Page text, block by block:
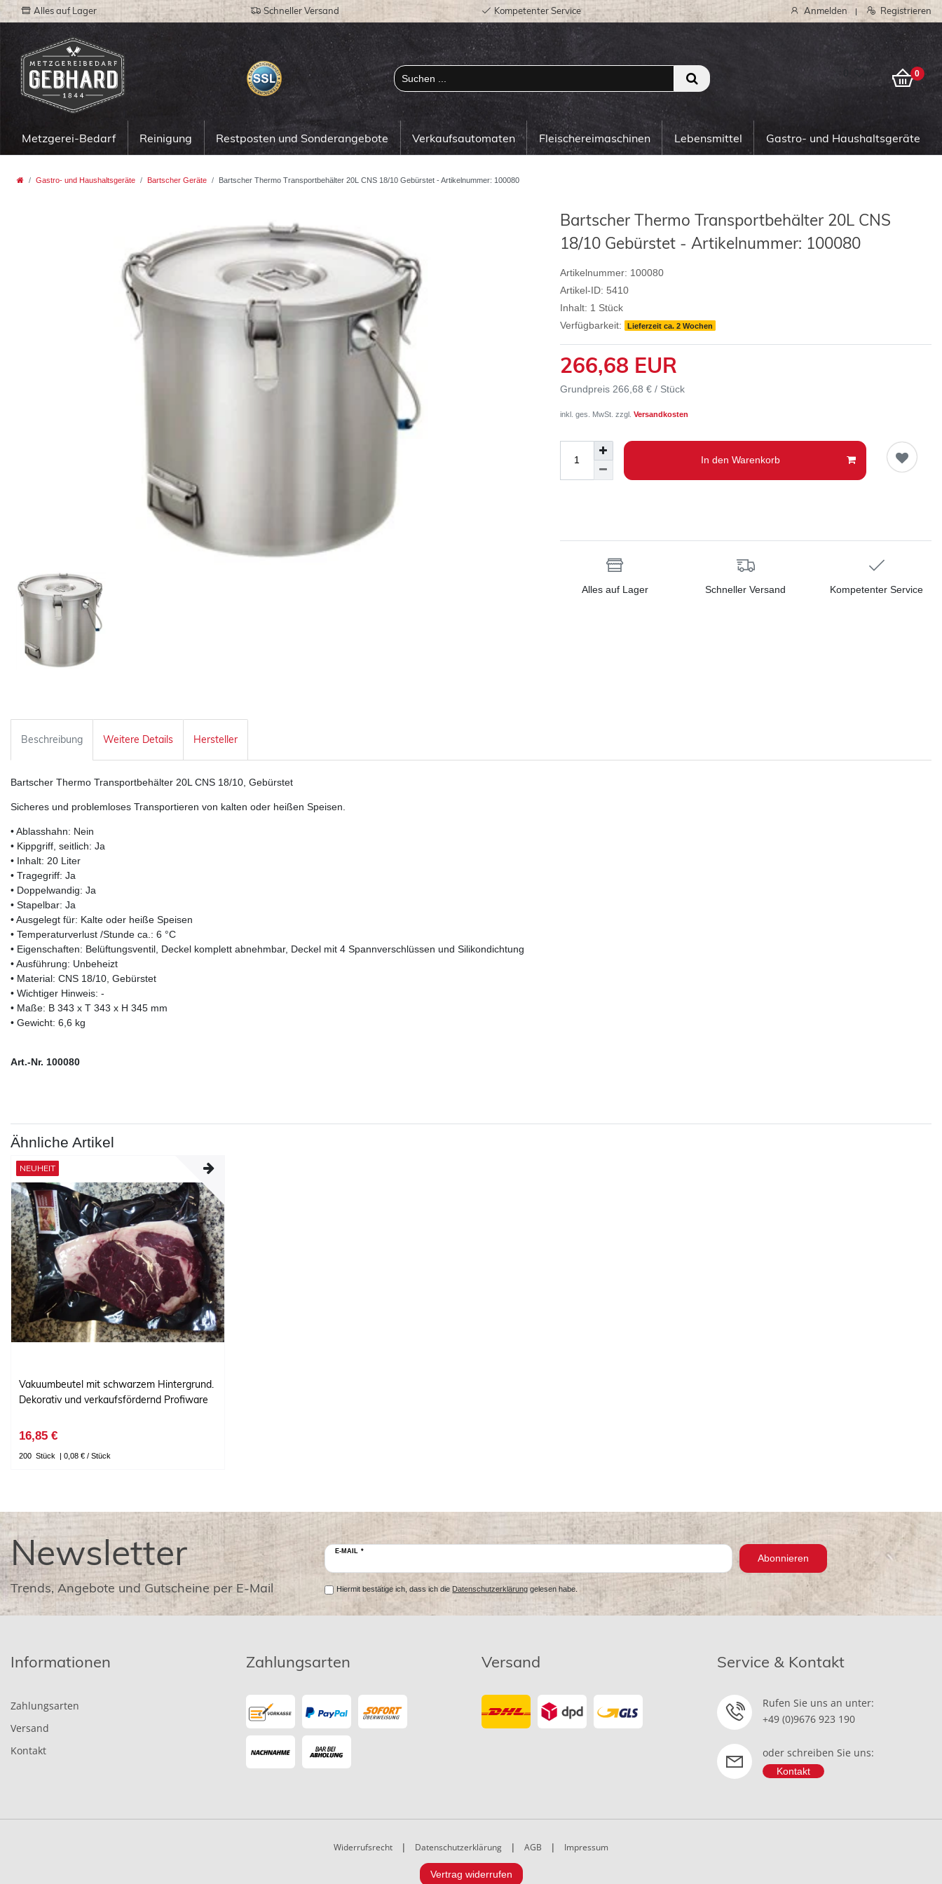
Alles auf Lager Schneller Versand Kompetenter Service Anmelden | Registrieren
0
0
Metzgerei-Bedarf Reinigung Restposten und Sonderangebote Verkaufsautomaten Fleischereimaschinen Lebensmittel Gastro- und Haushaltsgeräte
Gastro- und Haushaltsgeräte Bartscher Geräte Bartscher Thermo Transportbehälter 20L CNS 18/10 Gebürstet - Artikelnummer: 100080
Bartscher Thermo Transportbehälter 20L CNS
18/10 Gebürstet - Artikelnummer: 100080
Artikelnummer: 100080
Artikel-ID: 5410
Inhalt: 1 Stück
Verfügbarkeit:
Lieferzeit ca. 2 Wochen
266,68 EUR
Grundpreis 266,68 € / Stück
inkl. ges. MwSt. zzgl. Versandkosten
In den Warenkorb
Alles auf Lager Schneller Versand Kompetenter Service
Beschreibung Weitere Details Hersteller
Bartscher Thermo Transportbehälter 20L CNS 18/10, Gebürstet
Sicheres und problemloses Transportieren von kalten oder heißen Speisen.
• Ablasshahn: Nein
• Kippgriff, seitlich: Ja
• Inhalt: 20 Liter
• Tragegriff: Ja
• Doppelwandig: Ja
• Stapelbar: Ja
• Ausgelegt für: Kalte oder heiße Speisen
• Temperaturverlust /Stunde ca.: 6 °C
• Eigenschaften: Belüftungsventil, Deckel komplett abnehmbar, Deckel mit 4 Spannverschlüssen und Silikondichtung
• Ausführung: Unbeheizt
• Material: CNS 18/10, Gebürstet
• Wichtiger Hinweis: -
• Maße: B 343 x T 343 x H 345 mm
• Gewicht: 6,6 kg
Art.-Nr. 100080
Ähnliche Artikel
NEUHEIT
Vakuumbeutel mit schwarzem Hintergrund.
Dekorativ und verkaufsfördernd Profiware
16,85 €
200 Stück | 0,08 € / Stück
Newsletter
Trends, Angebote und Gutscheine per E-Mail
E-MAIL *
Abonnieren
Hiermit bestätige ich, dass ich die Datenschutzerklärunggelesen habe.
Informationen
Zahlungsarten
Versand
Kontakt
Zahlungsarten Versand Service & Kontakt
Rufen Sie uns an unter:
+49 (0)9676 923 190
oder schreiben Sie uns:
Kontakt
Widerrufsrecht | Datenschutzerklärung | AGB | Impressum
Vertrag widerrufen